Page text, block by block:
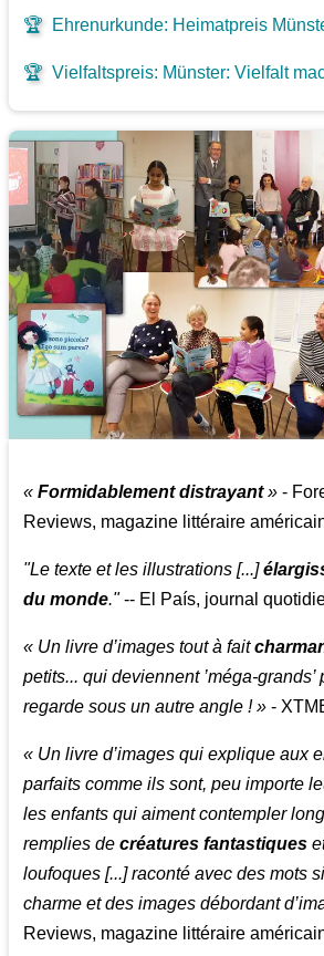
🏆 Ehrenurkunde: Heimatpreis
🏆 Vielfaltspreis: Münster: Vielfalt
«Formidablement distrayant» -
Reviews, magazine littéraire
"Le texte et les illustrations [...]
du monde."-- El País, journal
« Un livre d’images tout à fait
petits... qui deviennent ’méga-grands’
regarde sous un autre angle ! » -
« Un livre d’images qui explique aux
parfaits comme ils sont, peu importe
les enfants qui aiment contempler
remplies decréatures fantastiques
loufoques [...] raconté avec des mots
charme et des images débordant
Reviews, magazine littéraire